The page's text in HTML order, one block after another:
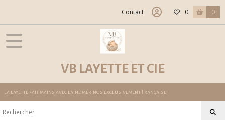
Contact 0 0
VB LAYETTE ET CIE
la layette fait mains avec laine mérinos exclusivement Française